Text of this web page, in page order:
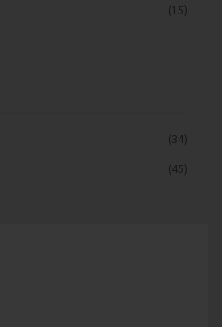
(15)
(34)
(45)